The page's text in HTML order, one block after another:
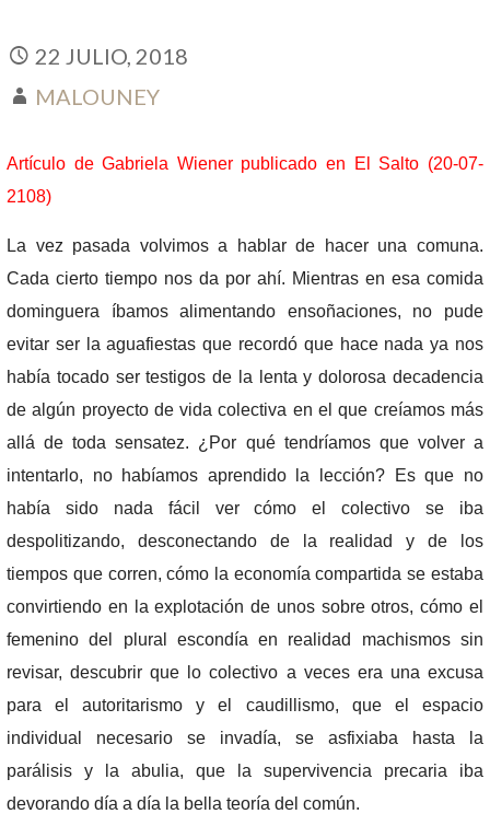
22 JULIO, 2018
MALOUNEY
Artículo de Gabriela Wiener publicado en El Salto (20-07-
2108)
La vez pasada volvimos a hablar de hacer una comuna.
Cada cierto tiempo nos da por ahí. Mientras en esa comida
dominguera íbamos alimentando ensoñaciones, no pude
evitar ser la aguafiestas que recordó que hace nada ya nos
había tocado ser testigos de la lenta y dolorosa decadencia
de algún proyecto de vida colectiva en el que creíamos más
allá de toda sensatez. ¿Por qué tendríamos que volver a
intentarlo, no habíamos aprendido la lección? Es que no
había sido nada fácil ver cómo el colectivo se iba
despolitizando, desconectando de la realidad y de los
tiempos que corren, cómo la economía compartida se estaba
convirtiendo en la explotación de unos sobre otros, cómo el
femenino del plural escondía en realidad machismos sin
revisar, descubrir que lo colectivo a veces era una excusa
para el autoritarismo y el caudillismo, que el espacio
individual necesario se invadía, se asfixiaba hasta la
parálisis y la abulia, que la supervivencia precaria iba
devorando día a día la bella teoría del común.